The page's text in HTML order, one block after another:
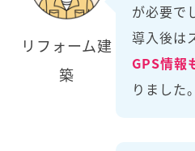
リフォーム建
築
が必要で
導入後は
GPS情報
りました。